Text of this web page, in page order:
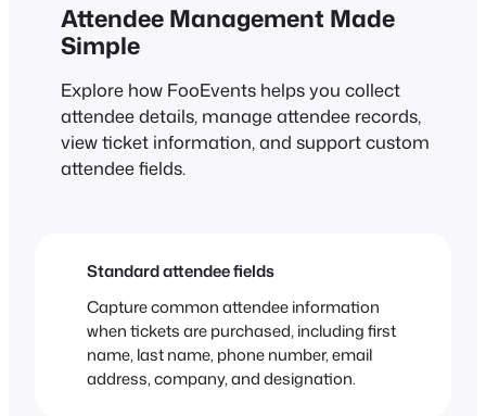
Attendee Management Made
Simple
Explore how FooEvents helps you collect
attendee details, manage attendee records,
view ticket information, and support custom
attendee fields.
Standard attendee fields
Capture common attendee information
when tickets are purchased, including first
name, last name, phone number, email
address, company, and designation.